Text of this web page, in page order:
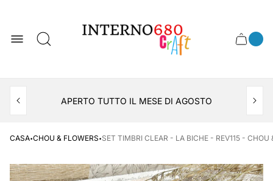
del
negozio
Cassetto
APERTO TUTTO IL MESE DI AGOSTO
CASA·CHOU & FLOWERS·SET TIMBRI CLEAR - LA BICHE - REV115 - CHOU